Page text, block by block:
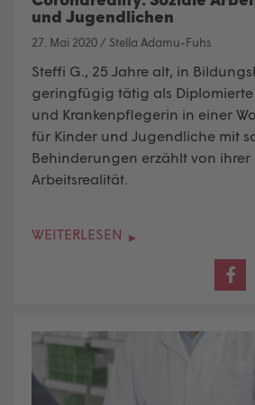
und Jugendlichen
27. Mai 2020 / Stella Adamu-Fuhs
Steffi G., 25 Jahre alt, in
geringfügig tätig als
und Krankenpflegerin in einer
für Kinder und Jugendliche mit
Behinderungen erzählt von
Arbeitsrealität.
WEITERLESEN